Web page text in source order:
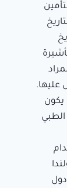
عليها.
يكون
الطبي